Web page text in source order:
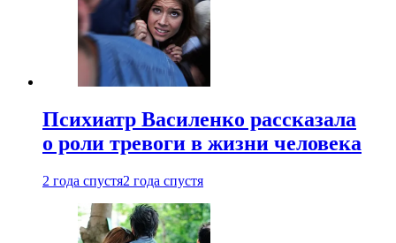
Психиатр Василенко рассказала
о роли тревоги в жизни человека
2 года спустя2 года спустя